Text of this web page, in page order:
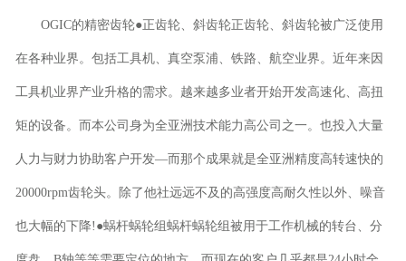
OGIC的精密齿轮●正齿轮、斜齿轮正齿轮、斜齿轮被广泛使用
在各种业界。包括工具机、真空泵浦、铁路、航空业界。近年来因
工具机业界产业升格的需求。越来越多业者开始开发高速化、高扭
矩的设备。而本公司身为全亚洲技术能力高公司之一。也投入大量
人力与财力协助客户开发―而那个成果就是全亚洲精度高转速快的
20000rpm齿轮头。除了他社远远不及的高强度高耐久性以外、噪音
也大幅的下降!●蜗杆蜗轮组蜗杆蜗轮组被用于工作机械的转台、分